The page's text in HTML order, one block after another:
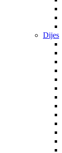
Dijes